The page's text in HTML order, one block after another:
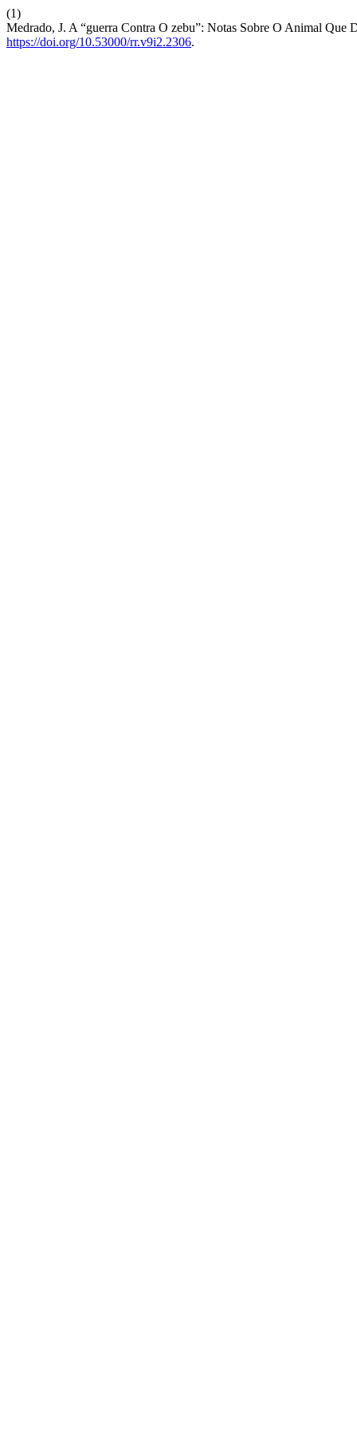
(1)
Medrado, J. A “guerra Contra O zebu”: Notas Sobre O Animal Que
https://doi.org/10.53000/rr.v9i2.2306.